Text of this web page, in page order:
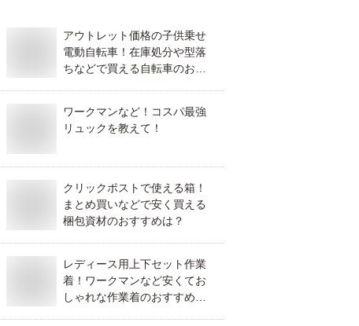
アウトレット価格の子供乗せ
電動自転車！在庫処分や型落
ちなどで買える自転車のおす
ワークマンなど！コスパ最強
リュックを教えて！
クリックポストで使える箱！
まとめ買いなどで安く買える
梱包資材のおすすめは？
レディース用上下セット作業
着！ワークマンなど安くてお
しゃれな作業着のおすすめ